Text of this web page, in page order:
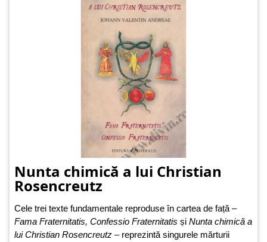
Nunta chimică a lui Christian
Rosencreutz
Cele trei texte fundamentale reproduse în cartea de față –
Fama Fraternitatis, Confessio Fraternitatis și Nunta chimică a
lui Christian Rosencreutz – reprezintă singurele mărturii